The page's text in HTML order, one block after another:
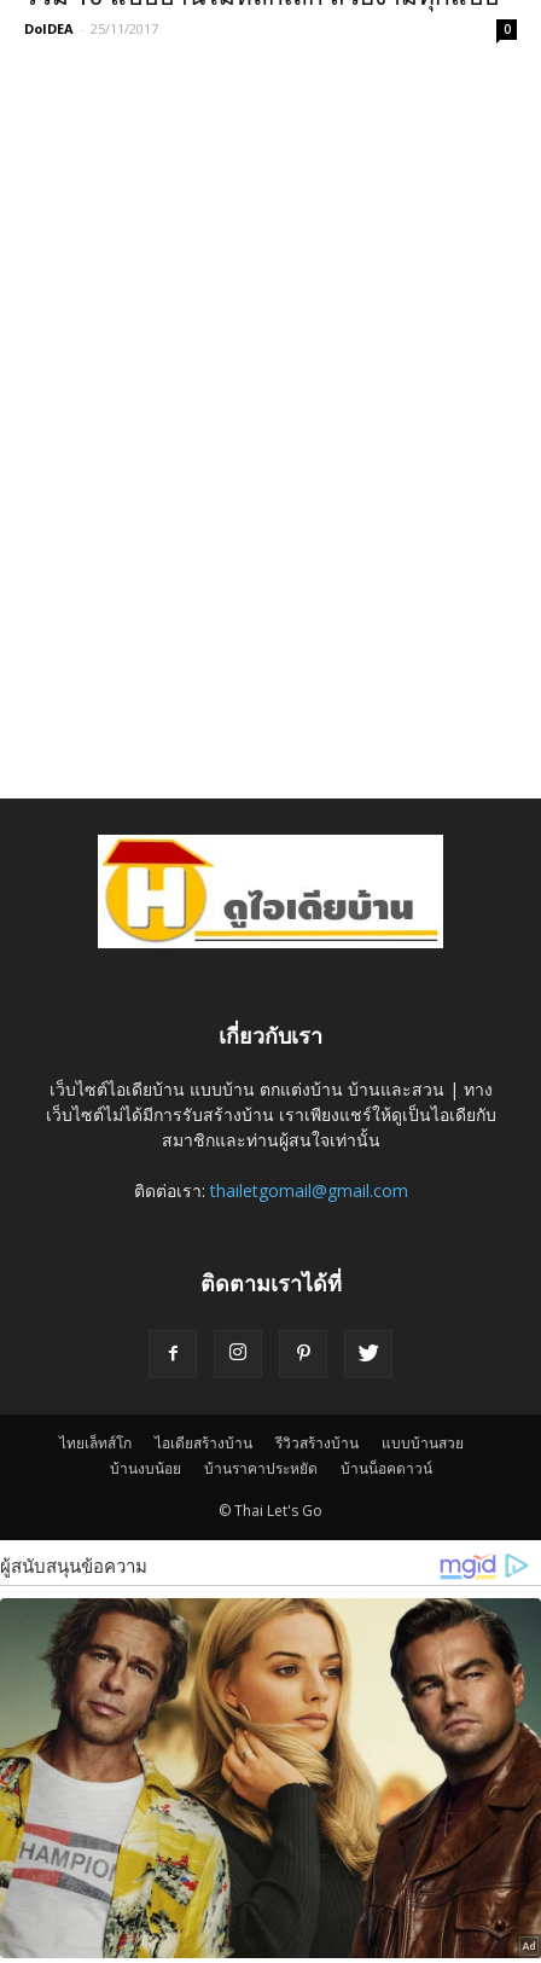
DoIDEA - 25/11/2017 0
เกี่ยวกับเรา
เว็บไซต์ไอเดียบ้าน แบบบ้าน ตกแต่งบ้าน บ้านและสวน | ทาง
เว็บไซต์ไม่ได้มีการรับสร้างบ้าน เราเพียงแชร์ให้ดูเป็นไอเดียกับ
สมาชิกและท่านผู้สนใจเท่านั้น
ติดต่อเรา:thailetgomail@gmail.com
ติดตามเราได้ที่
ไทยเล็ทส์โก ไอเดียสร้างบ้าน รีวิวสร้างบ้าน
แบบบ้านสวย
บ้านงบน้อย
บ้านราคาประหยัด บ้านน็อคดาวน์
© Thai Let's Go